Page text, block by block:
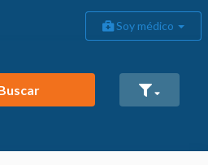
Soy médico